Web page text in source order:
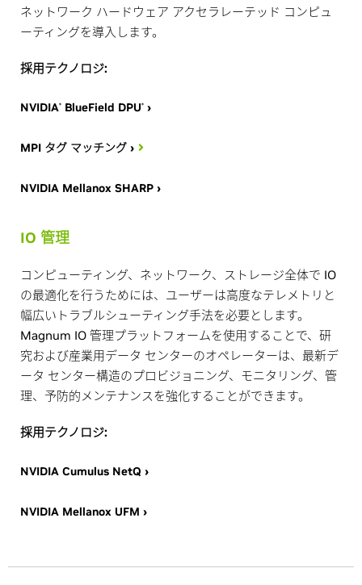
ネットワーク ハードウェア アクセラレーテッド コンピュ
ーティングを導入します。
採用テクノロジ:
NVIDIA® BlueField DPU® ›
MPI タグ マッチング ›
NVIDIA Mellanox SHARP ›
IO 管理
コンピューティング、ネットワーク、ストレージ全体で IO
の最適化を行うためには、ユーザーは高度なテレメトリと
幅広いトラブルシューティング手法を必要とします。
Magnum IO 管理プラットフォームを使用することで、研
究および産業用データ センターのオペレーターは、最新デ
ータ センター構造のプロビジョニング、モニタリング、管
理、予防的メンテナンスを強化することができます。
採用テクノロジ:
NVIDIA Cumulus NetQ ›
NVIDIA Mellanox UFM ›